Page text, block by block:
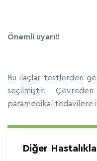
Önemli uyarı!!
Bu ilaçlar testlerden
seçilmiştir.
paramedikal tedavilere
Diğer